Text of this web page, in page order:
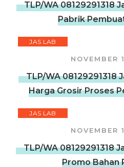
TLP/WA 08129291318
Pabrik
JAS LAB
NOVEMBER
TLP/WA 08129291318
Harga Grosir Proses
JAS LAB
NOVEMBER
TLP/WA 08129291318
Promo Bahan